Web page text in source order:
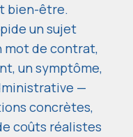
bien-être.
un sujet
mot de contrat,
un symptôme,
—
concrètes,
coûts réalistes